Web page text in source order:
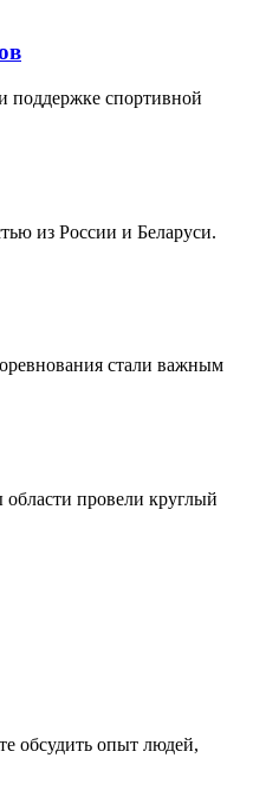
поддержке спортивной
из России и Беларуси.
стали важным
провели круглый
обсудить опыт людей,